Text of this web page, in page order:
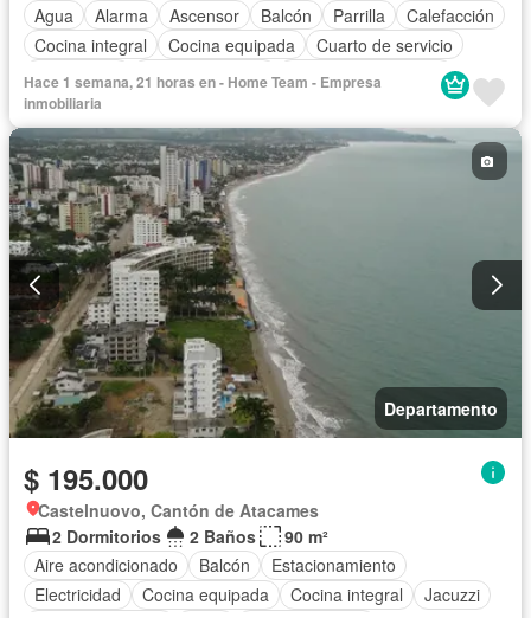
Agua
Alarma Ascensor Balcón Parrilla
Calefacción
Cocina integral
Cocina equipada
Cuarto de servicio
Electricidad
Estacionamiento
Garita de guardianía
Internet
Terraza
Vista panorámica
Wifi
Completamente amoblado
Hace 1 semana, 21 horas en - Home Team - Empresa
inmobiliaria
Departamento
$ 195.000
Castelnuovo, Cantón de Atacames
2 Dormitorios
2 Baños
90 m²
Aire acondicionado
Balcón
Estacionamiento
Electricidad
Cocina equipada Cocina integral
Jacuzzi